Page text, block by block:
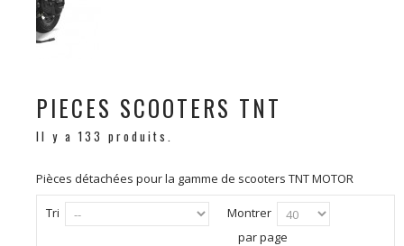
PIECES SCOOTERS TNT
Il y a 133 produits.
Pièces détachées pour la gamme de scooters TNT MOTOR
Tri
Montrer
par page